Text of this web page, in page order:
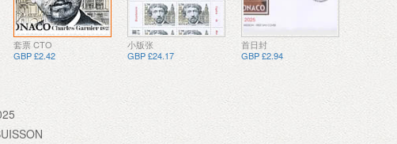
套票 CTO
GBP £2.42
小版张
GBP £24.17
首日封
GBP £2.94